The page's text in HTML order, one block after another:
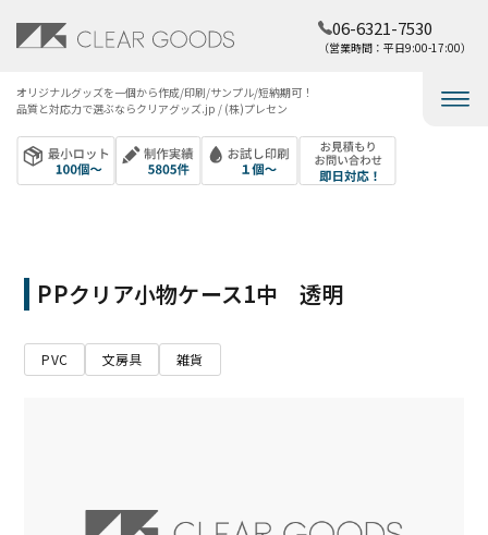
オリジナルグッズを​一個から​作成/印刷/サンプル/短納期可！​
品質と​対応力で​選ぶなら​クリアグッズ.jp / (株)プレセン
06-6321-7530
（営業時間：平日9:00-17:00）
PPクリア小物ケース1中 透明
PVC 文房具 雑貨